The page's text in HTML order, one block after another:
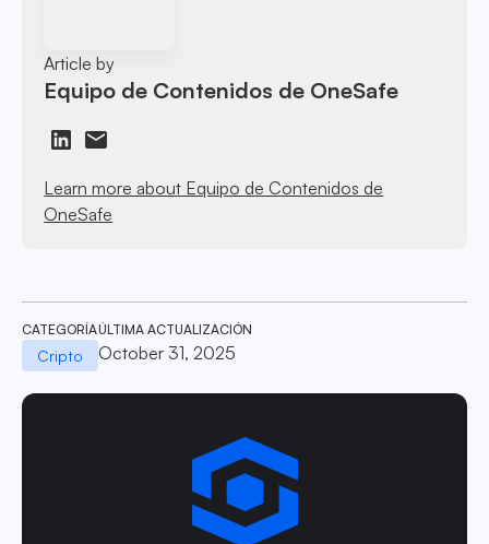
Article by
Equipo de Contenidos de OneSafe
Learn more about Equipo de Contenidos de
OneSafe
CATEGORÍA
Cripto
ÚLTIMA ACTUALIZACIÓN
October 31, 2025